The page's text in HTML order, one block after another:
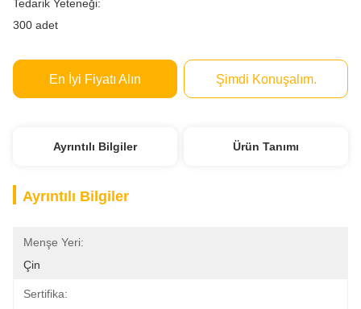
Tedarik Yeteneği:
300 adet
En İyi Fiyatı Alın Şimdi Konuşalım.
Ayrıntılı Bilgiler Ürün Tanımı
Ayrıntılı Bilgiler
Menşe Yeri:
Çin
Sertifika: